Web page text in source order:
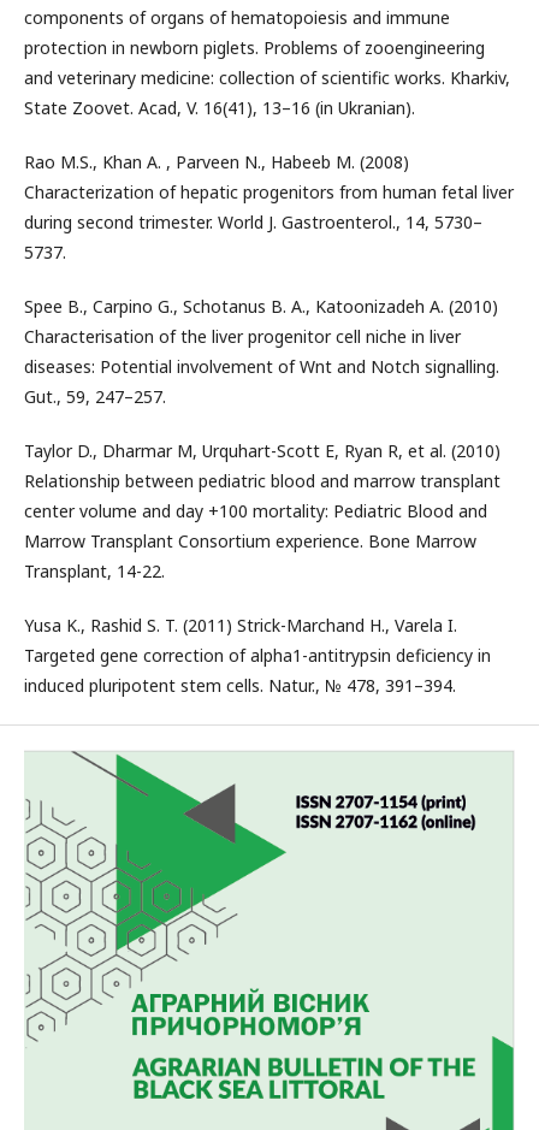
components of organs of hematopoiesis and immune
protection in newborn piglets. Problems of zooengineering
and veterinary medicine: collection of scientific works. Kharkiv,
State Zoovet. Acad, V. 16(41), 13–16 (in Ukranian).
Rao M.S., Khan A. , Parveen N., Habeeb M. (2008)
Characterization of hepatic progenitors from human fetal liver
during second trimester. World J. Gastroenterol., 14, 5730–
5737.
Spee B., Carpino G., Schotanus B. A., Katoonizadeh A. (2010)
Characterisation of the liver progenitor cell niche in liver
diseases: Potential involvement of Wnt and Notch signalling.
Gut., 59, 247–257.
Taylor D., Dharmar M, Urquhart-Scott E, Ryan R, et al. (2010)
Relationship between pediatric blood and marrow transplant
center volume and day +100 mortality: Pediatric Blood and
Marrow Transplant Consortium experience. Bone Marrow
Transplant, 14-22.
Yusa K., Rashid S. T. (2011) Strick-Marchand H., Varela I.
Targeted gene correction of alpha1-antitrypsin deficiency in
induced pluripotent stem cells. Natur., № 478, 391–394.